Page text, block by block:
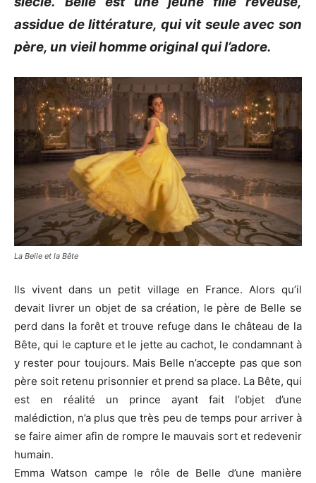
assidue de littérature, qui vit seule avec son
père, un vieil homme original qui l’adore.
La Belle et la Bête
Ils vivent dans un petit village en France. Alors qu’il
devait livrer un objet de sa création, le père de Belle se
perd dans la forêt et trouve refuge dans le château de la
Bête, qui le capture et le jette au cachot, le condamnant à
y rester pour toujours. Mais Belle n’accepte pas que son
père soit retenu prisonnier et prend sa place. La Bête, qui
est en réalité un prince ayant fait l’objet d’une
malédiction, n’a plus que très peu de temps pour arriver à
se faire aimer afin de rompre le mauvais sort et redevenir
humain.
Emma Watson campe le rôle de Belle d’une manière